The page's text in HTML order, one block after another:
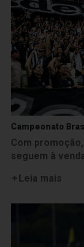
Campeonato
Com
seguem à
Leia mais